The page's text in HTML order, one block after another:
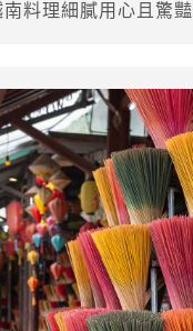
料理細膩用心且驚豔